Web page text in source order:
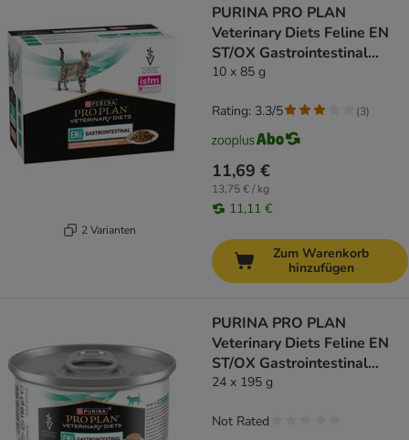
2 Varianten
PURINA PRO PLAN
Veterinary Diets Feline EN
ST/OX Gastrointestinal
Lachs
10 x 85 g
11,69 €
13,75 € / kg
11,11 €
Rating: 3.3/5 (3)
Zum Warenkorb
hinzufügen
PURINA PRO PLAN
Veterinary Diets Feline EN
ST/OX Gastrointestinal
Mousse
24 x 195 g
Not Rated